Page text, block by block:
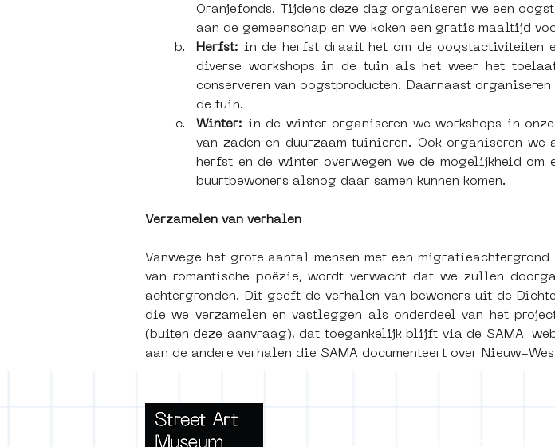
Oranjefonds. Tijdens deze dag organiseren we een
aan de gemeenschap en we koken een gratis maaltijd
Herfst: in de herfst draait het om de oogstactiviteiten
diverse workshops in de tuin als het weer het
conserveren van oogstproducten. Daarnaast
de tuin.
Winter: in de winter organiseren we workshops in
van zaden en duurzaam tuinieren. Ook organiseren
herfst en de winter overwegen we de mogelijkheid
buurtbewoners alsnog daar samen kunnen komen.
Verzamelen van verhalen
Vanwege het grote aantal mensen met een
van romantische poëzie, wordt verwacht dat we zullen
achtergronden. Dit geeft de verhalen van bewoners uit de
die we verzamelen en vastleggen als onderdeel van het
(buiten deze aanvraag), dat toegankelijk blijft via de SAMA-
aan de andere verhalen die SAMA documenteert over Nieuw-